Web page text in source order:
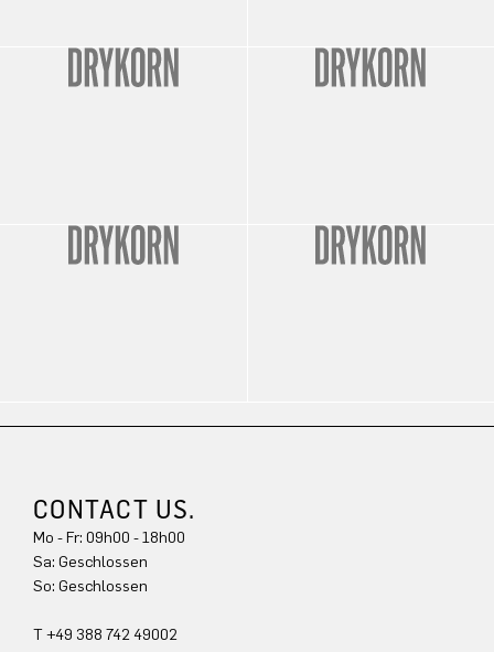
CONTACT US.
Mo - Fr: 09h00 - 18h00
Sa: Geschlossen
So: Geschlossen
T +49 388 742 49002